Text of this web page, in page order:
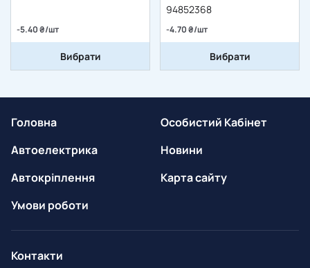
-5.40 ₴/шт
Вибрати
94852368
-4.70 ₴/шт
Вибрати
Головна
Автоелектрика
Автокріплення
Умови роботи
Особистий Кабінет
Новини
Карта сайту
Контакти